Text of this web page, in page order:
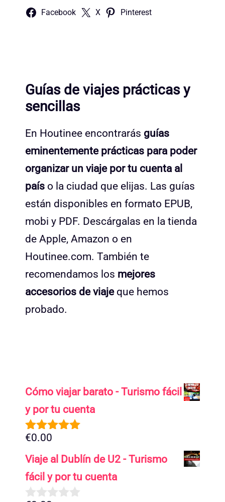
Facebook X Pinterest
Guías de viajes prácticas y
sencillas
En Houtinee encontrarás guías
eminentemente prácticas para poder
organizar un viaje por tu cuenta al
país o la ciudad que elijas. Las guías
están disponibles en formato EPUB,
mobi y PDF. Descárgalas en la tienda
de Apple, Amazon o en
Houtinee.com. También te
recomendamos los mejores
accesorios de viajeque hemos
probado.
Cómo viajar barato - Turismo fácil
y por tu cuenta
5.00de 5
€0.00
Viaje al Dublín de U2 - Turismo
fácil y por tu cuenta